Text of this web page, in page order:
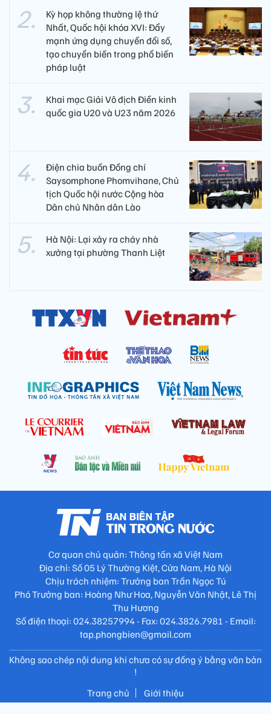
Kỳ họp không thường lệ thứ
Nhất, Quốc hội khóa XVI: Đẩy
mạnh ứng dụng chuyển đổi số,
tạo chuyển biến trong phổ biến
pháp luật
Khai mạc Giải Vô địch Điền kinh
quốc gia U20 và U23 năm 2026
Điện chia buồn Đồng chí
Saysomphone Phomvihane, Chủ
tịch Quốc hội nước Cộng hòa
Dân chủ Nhân dân Lào
Hà Nội: Lại xảy ra cháy nhà
xưởng tại phường Thanh Liệt
Cơ quan chủ quản: Thông tấn xã Việt Nam
Địa chỉ: Số 05 Lý Thường Kiệt, Cửa Nam, Hà Nội
Chịu trách nhiệm: Trưởng ban Trần Ngọc Tú
Phó Trưởng ban: Hoàng Như Hoa, Nguyễn Văn Nhật, Lê Thị
Thu Hương
Số điện thoại: 024.38257994 - Fax: 024.3826.7981 - Email:
tap.phongbien@gmail.com
Không sao chép nội dung khi chưa có sự đồng ý bằng văn bản
!
Trang chủ
Giới thiệu